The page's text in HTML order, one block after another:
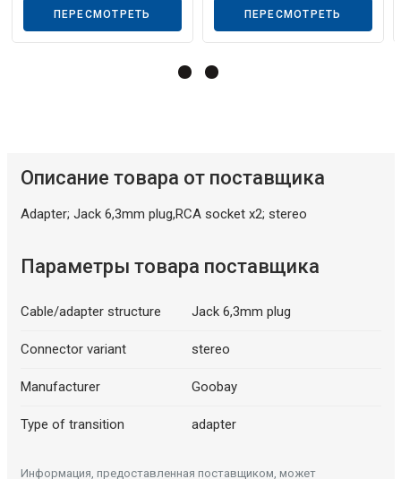
Описание искусственного интеллекта
Описание искусственного интеллекта
ПЕРЕСМОТРЕТЬ ПЕРЕСМОТРЕТЬ
Описание товара от поставщика
Adapter; Jack 6,3mm plug,RCA socket x2; stereo
Параметры товара поставщика
Cable/adapter structure Jack 6,3mm plug
Connector variant stereo
Manufacturer Goobay
Type of transition adapter
Информация, предоставленная поставщиком, может